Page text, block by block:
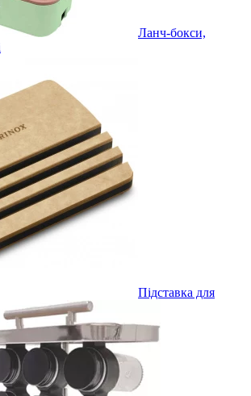
Ланч-бокси,
Підставка для